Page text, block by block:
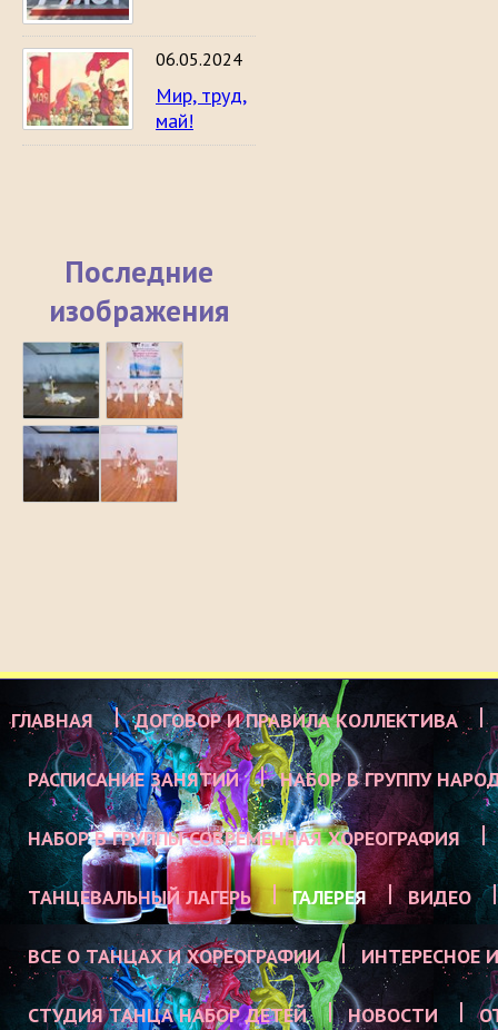
06.05.2024
Мир, труд,
май!
Последние
изображения
ГЛАВНАЯ ДОГОВОР И ПРАВИЛА КОЛЛЕКТИВА
РАСПИСАНИЕ ЗАНЯТИЙ НАБОР В ГРУППУ
НАБОР В ГРУППЫ СОВРЕМЕННАЯ ХОРЕОГРАФИЯ
ТАНЦЕВАЛЬНЫЙ ЛАГЕРЬ ГАЛЕРЕЯ ВИДЕО
ВСЕ О ТАНЦАХ И ХОРЕОГРАФИИ ИНТЕРЕСНОЕ
СТУДИЯ ТАНЦА НАБОР ДЕТЕЙ НОВОСТИ